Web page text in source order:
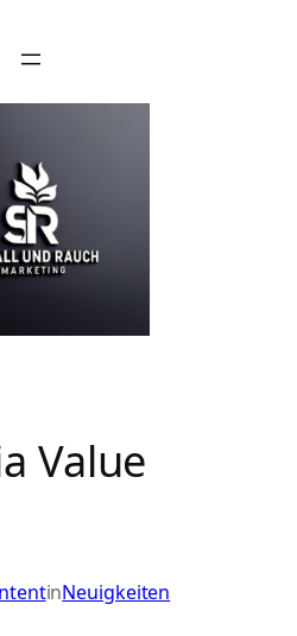
Value
inNeuigkeiten